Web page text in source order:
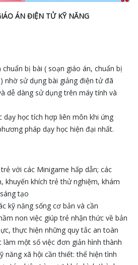
ÁN ĐIỆN TỬ KỸ NĂNG
bị bài ( soạn giáo án, chuẩn bị
nhờ sử dụng bài giảng điện tử đã
dễ dàng sử dụng trên máy tính và
dạy học tích hợp liên môn khi ứng
pháp dạy học hiện đại nhất.
với các Minigame hấp dẫn; các
khuyến khích trẻ thử nghiệm, khám
tạo
kỹ năng sống cơ bản và cần
non việc giúp trẻ nhận thức về bản
thực hiện những quy tắc an toàn
một số việc đơn giản hình thành
năng xã hội cần thiết: thể hiện tình